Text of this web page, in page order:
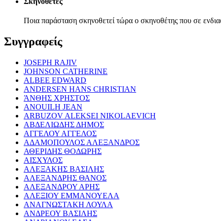
Ποια παράσταση σκηνοθετεί τώρα ο σκηνοθέτης που σε
Συγγραφείς
JOSEPH RAJIV
JOHNSON CATHERINE
ALBEE EDWARD
ANDERSEN HANS CHRISTIAN
ΆΝΘΗΣ ΧΡΗΣΤΟΣ
ANOUILH JEAN
ARBUZOV ALEKSEI NIKOLAEVICH
ΑΒΔΕΛΙΩΔΗΣ ΔΗΜΟΣ
ΑΓΓΕΛΟΥ ΑΓΓΕΛΟΣ
ΑΔΑΜΟΠΟΥΛΟΣ ΑΛΕΞΑΝΔΡΟΣ
ΑΘΕΡΙΔΗΣ ΘΟΔΩΡΗΣ
ΑΙΣΧΥΛΟΣ
ΑΛΕΞΑΚΗΣ ΒΑΣΙΛΗΣ
ΑΛΕΞΑΝΔΡΗΣ ΘΑΝΟΣ
ΑΛΕΞΑΝΔΡΟΥ ΑΡΗΣ
ΑΛΕΞΙΟΥ ΕΜΜΑΝΟΥΕΛΑ
ΑΝΑΓΝΩΣΤΑΚΗ ΛΟΥΛΑ
ΑΝΔΡΕΟΥ ΒΑΣΙΛΗΣ